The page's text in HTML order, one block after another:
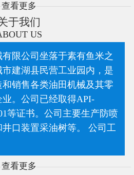
查看更多
于我们
US
限公司坐落于素有鱼米之
建湖县民营工业园内，是
销售各类油田机械及其零
。公司已经取得API-
等证书。公司主要生产防喷
口装置采油树等。 公司工
查看更多